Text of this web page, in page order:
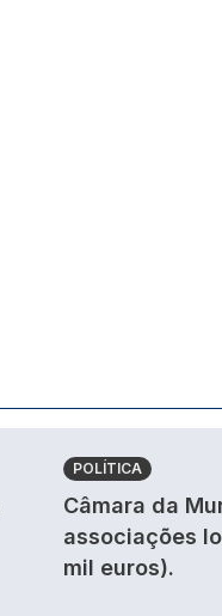
POLÍTICA
Câmara da
associações
mil euros).